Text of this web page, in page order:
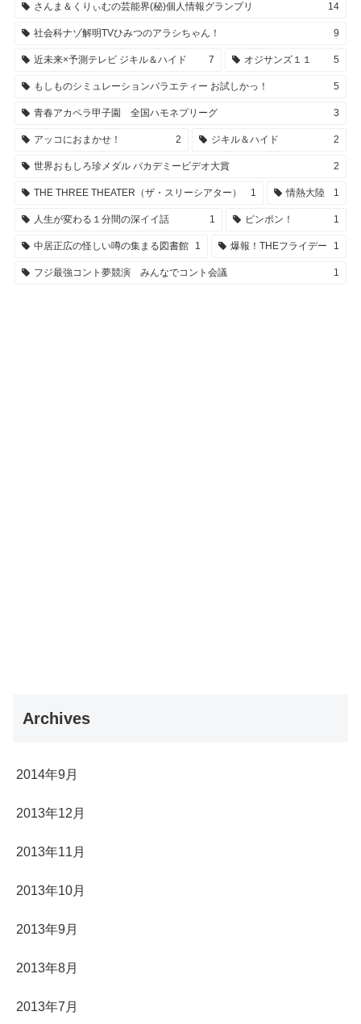
さんま＆くりぃむの芸能界(秘)個人情報グランプリ 14
社会科ナゾ解明TVひみつのアラシちゃん！ 9
近未来×予測テレビ ジキル＆ハイド 7 オジサンズ１１ 5
もしものシミュレーションバラエティー お試しかっ！ 5
青春アカペラ甲子園 全国ハモネプリーグ 3
アッコにおまかせ！ 2 ジキル＆ハイド 2
世界おもしろ珍メダル バカデミービデオ大賞 2
THE THREE THEATER（ザ・スリーシアター） 1 情熱大陸 1
人生が変わる１分間の深イイ話 1 ピンポン！ 1
中居正広の怪しい噂の集まる図書館 1 爆報！THEフライデー 1
フジ最強コント夢競演 みんなでコント会議 1
Archives
2014年9月
2013年12月
2013年11月
2013年10月
2013年9月
2013年8月
2013年7月